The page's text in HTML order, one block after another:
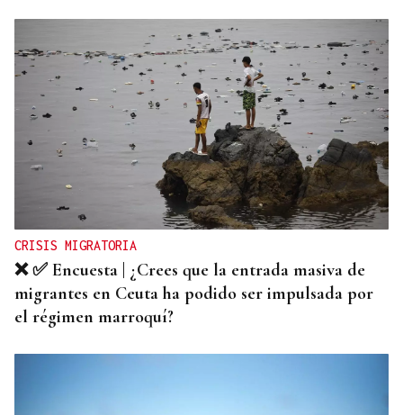
CRISIS MIGRATORIA
❌ ✅ Encuesta | ¿Crees que la entrada masiva de
migrantes en Ceuta ha podido ser impulsada por
el régimen marroquí?